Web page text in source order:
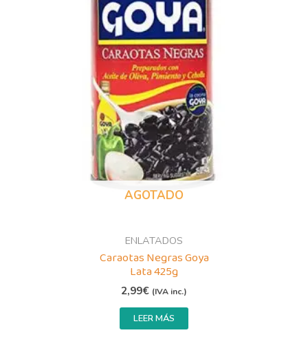
AGOTADO
ENLATADOS
Caraotas Negras Goya
Lata 425g
2,99€ (IVA inc.)
LEER MÁS